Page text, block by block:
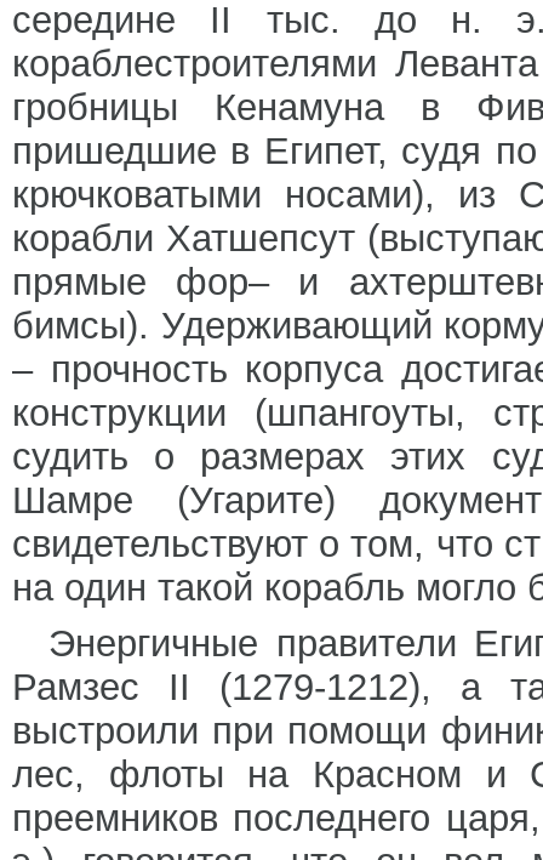
середине II тыс. до н.
кораблестроителями
гробницы Кенамуна в
пришедшие в Египет, судя
крючковатыми носами), из
корабли Хатшепсут
прямые фор– и
бимсы). Удерживающий корму
– прочность корпуса
конструкции (шпангоуты,
судить о размерах этих
Шамре (Угарите)
свидетельствуют о том, что
на один такой корабль могло
Энергичные правители
Рамзес II (1279-1212), а
выстроили при помощи
лес, флоты на Красном и
преемников последнего